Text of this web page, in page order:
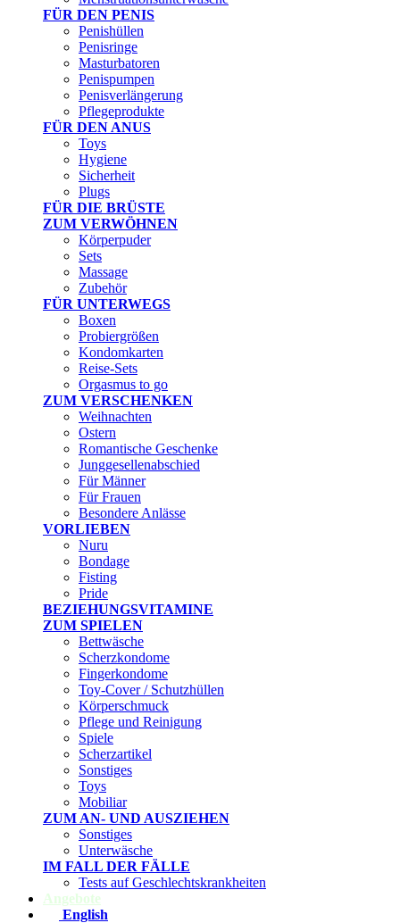
FÜR DEN PENIS
Penishüllen
Penisringe
Masturbatoren
Penispumpen
Penisverlängerung
Pflegeprodukte
FÜR DEN ANUS
Toys
Hygiene
Sicherheit
Plugs
FÜR DIE BRÜSTE
ZUM VERWÖHNEN
Körperpuder
Sets
Massage
Zubehör
FÜR UNTERWEGS
Boxen
Probiergrößen
Kondomkarten
Reise-Sets
Orgasmus to go
ZUM VERSCHENKEN
Weihnachten
Ostern
Romantische Geschenke
Junggesellenabschied
Für Männer
Für Frauen
Besondere Anlässe
VORLIEBEN
Nuru
Bondage
Fisting
Pride
BEZIEHUNGSVITAMINE
ZUM SPIELEN
Bettwäsche
Scherzkondome
Fingerkondome
Toy-Cover / Schutzhüllen
Körperschmuck
Pflege und Reinigung
Spiele
Scherzartikel
Sonstiges
Toys
Mobiliar
ZUM AN- UND AUSZIEHEN
Sonstiges
Unterwäsche
IM FALL DER FÄLLE
Tests auf Geschlechtskrankheiten
Angebote
English